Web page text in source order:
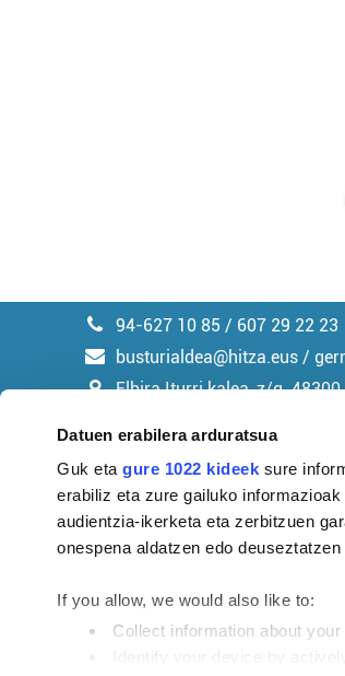
Datuen erabilera arduratsua
Guk etagure 1022 kideek sure
erabiliz eta zure gailuko
audientzia-ikerketa eta zerbitzuen
onespena aldatzen edo
If you allow, we would also like to:
Collect information about
94-627 10 85 / 607 29 22 23
busturialdea@hitza.eus /
Elbira Iturri kalea, z/g.
Argitalpen